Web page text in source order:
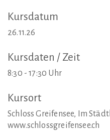
Kursdatum
26.11.26
Kursdaten / Zeit
8:30 - 17:30 Uhr
Kursort
Schloss Greifensee, Im
www.schlossgreifensee.ch